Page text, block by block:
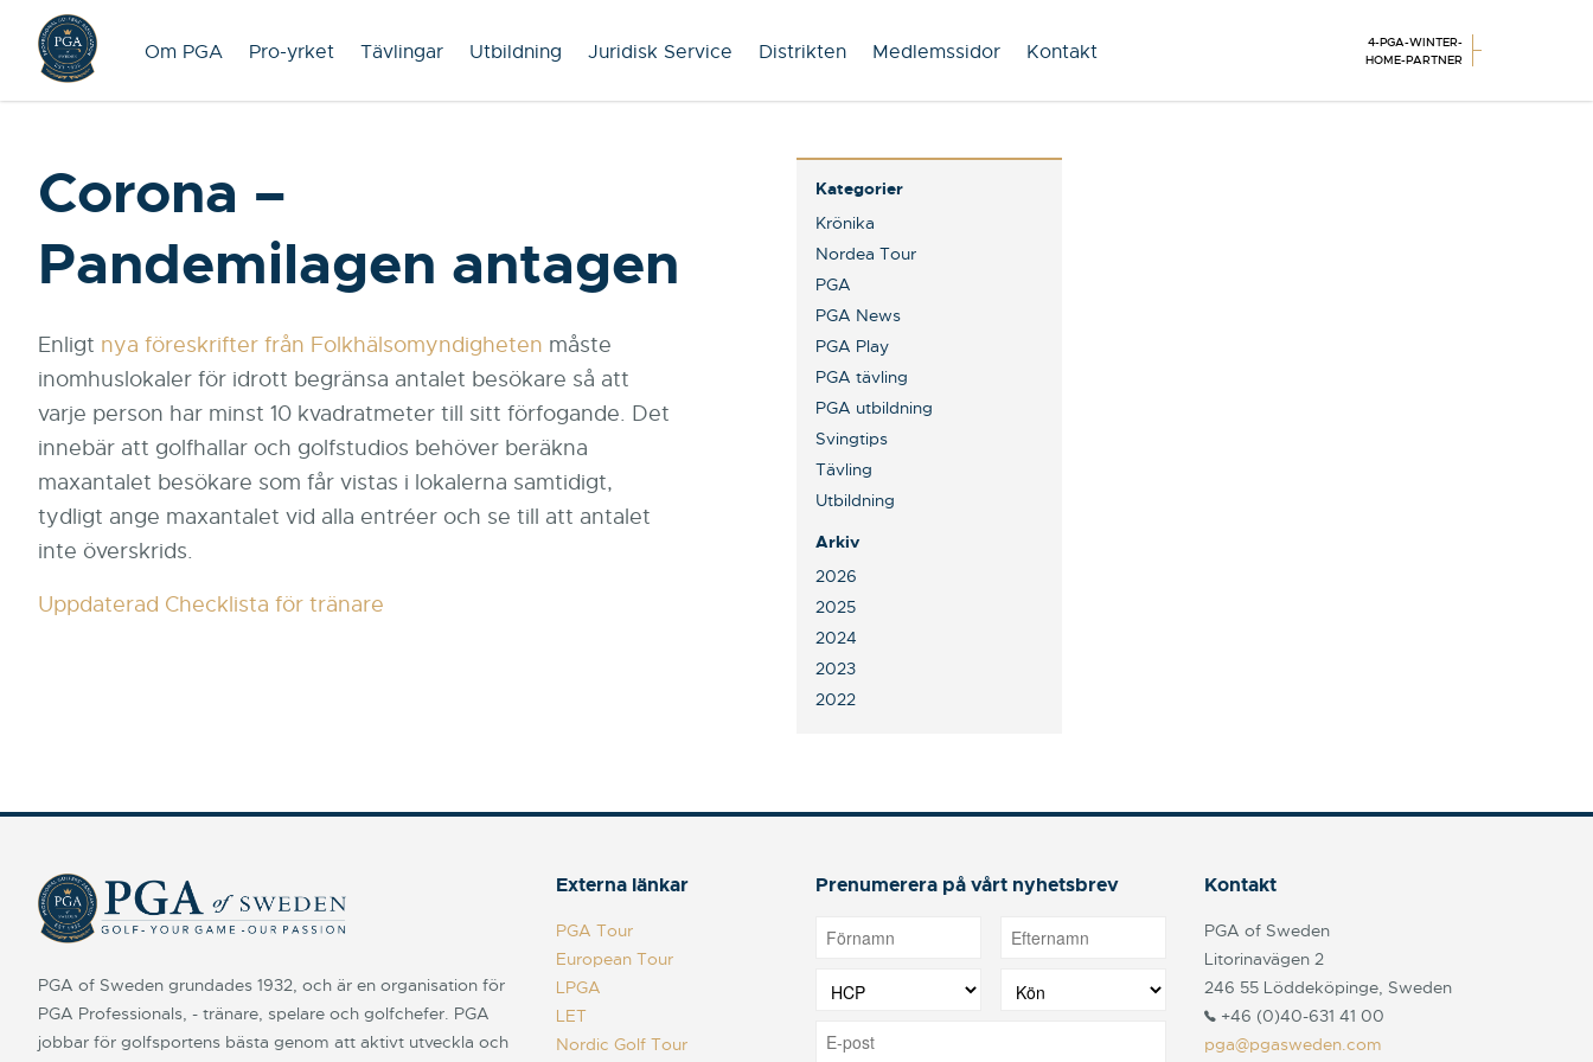
Om PGA Pro-yrket Tävlingar Utbildning Juridisk Service Distrikten Medlemssidor Kontakt
4-PGA-WINTER-
HOME-PARTNER
Corona –
Pandemilagen antagen
Enligt nya föreskrifter från Folkhälsomyndigheten måste
inomhuslokaler för idrott begränsa antalet besökare så att
varje person har minst 10 kvadratmeter till sitt förfogande. Det
innebär att golfhallar och golfstudios behöver beräkna
maxantalet besökare som får vistas i lokalerna samtidigt,
tydligt ange maxantalet vid alla entréer och se till att antalet
inte överskrids.
Uppdaterad Checklista för tränare
Kategorier
Krönika
Nordea Tour
PGA
PGA News
PGA Play
PGA tävling
PGA utbildning
Svingtips
Tävling
Utbildning
Arkiv
2026
2025
2024
2023
2022
PGA of Sweden grundades 1932, och är en organisation för
PGA Professionals, - tränare, spelare och golfchefer. PGA
jobbar för golfsportens bästa genom att aktivt utveckla och
Externa länkar
PGA Tour
European Tour
LPGA
LET
Nordic Golf Tour
Prenumerera på vårt nyhetsbrev Kontakt
PGA of Sweden
Litorinavägen 2
246 55 Löddeköpinge, Sweden
+46 (0)40-631 41 00
pga@pgasweden.com